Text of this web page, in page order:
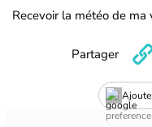
Recevoir la météo de ma
Partager